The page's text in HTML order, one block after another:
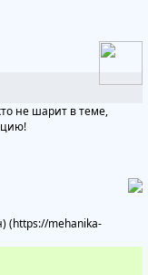
не шарит в теме,
(https://mehanika-